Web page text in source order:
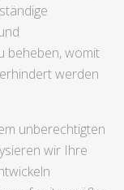
beheben, womit
werden
unberechtigten
wir Ihre